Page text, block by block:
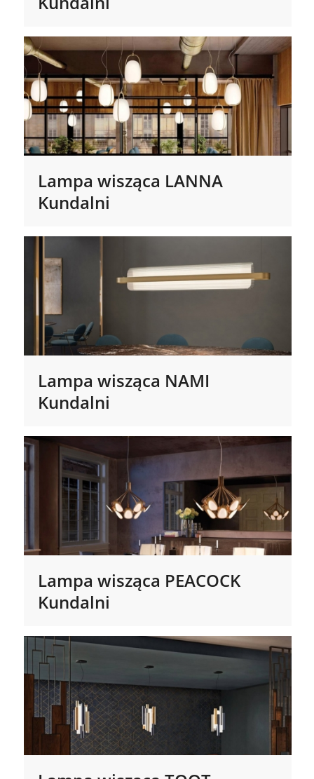
Lampa wisząca LANNA
Kundalni
Lampa wisząca NAMI
Kundalni
Lampa wisząca PEACOCK
Kundalni